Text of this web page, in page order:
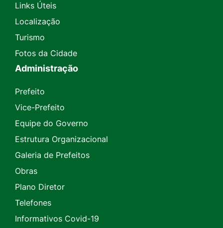
Links Úteis
Localização
Turismo
Fotos da Cidade
Administração
Prefeito
Vice-Prefeito
Equipe do Governo
Estrutura Organizacional
Galeria de Prefeitos
Obras
Plano Diretor
Telefones
Informativos Covid-19